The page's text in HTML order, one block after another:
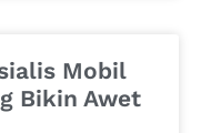
Mobil
Bikin Awet